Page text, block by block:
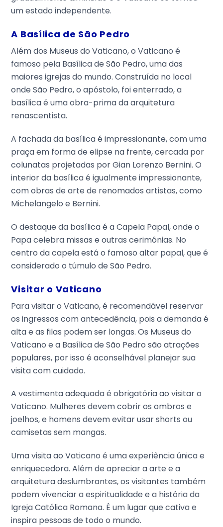
um estado independente.
A Basílica de São Pedro
Além dos Museus do Vaticano, o Vaticano é
famoso pela Basílica de São Pedro, uma das
maiores igrejas do mundo. Construída no local
onde São Pedro, o apóstolo, foi enterrado, a
basílica é uma obra-prima da arquitetura
renascentista.
A fachada da basílica é impressionante, com uma
praça em forma de elipse na frente, cercada por
colunatas projetadas por Gian Lorenzo Bernini. O
interior da basílica é igualmente impressionante,
com obras de arte de renomados artistas, como
Michelangelo e Bernini.
O destaque da basílica é a Capela Papal, onde o
Papa celebra missas e outras cerimônias. No
centro da capela está o famoso altar papal, que é
considerado o túmulo de São Pedro.
Visitar o Vaticano
Para visitar o Vaticano, é recomendável reservar
os ingressos com antecedência, pois a demanda é
alta e as filas podem ser longas. Os Museus do
Vaticano e a Basílica de São Pedro são atrações
populares, por isso é aconselhável planejar sua
visita com cuidado.
A vestimenta adequada é obrigatória ao visitar o
Vaticano. Mulheres devem cobrir os ombros e
joelhos, e homens devem evitar usar shorts ou
camisetas sem mangas.
Uma visita ao Vaticano é uma experiência única e
enriquecedora. Além de apreciar a arte e a
arquitetura deslumbrantes, os visitantes também
podem vivenciar a espiritualidade e a história da
Igreja Católica Romana. É um lugar que cativa e
inspira pessoas de todo o mundo.